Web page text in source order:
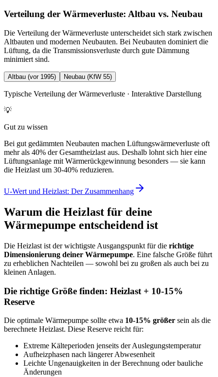
Verteilung der Wärmeverluste: Altbau vs. Neubau
Die Verteilung der Wärmeverluste unterscheidet sich stark zwischen
Altbauten und modernen Neubauten. Bei Neubauten dominiert die
Lüftung, da die Transmissionsverluste durch gute Dämmung
minimiert sind.
Altbau (vor 1995) Neubau (KfW 55)
Typische Verteilung der Wärmeverluste · Interaktive Darstellung
💡
Gut zu wissen
Bei gut gedämmten Neubauten machen Lüftungswärmeverluste oft
mehr als 40% der Gesamtheizlast aus. Deshalb lohnt sich hier eine
Lüftungsanlage mit Wärmerückgewinnung besonders — sie kann
die Heizlast um 30-40% reduzieren.
U-Wert und Heizlast: Der Zusammenhang
Warum die Heizlast für deine
Wärmepumpe entscheidend ist
Die Heizlast ist der wichtigste Ausgangspunkt für die richtige
Dimensionierung deiner Wärmepumpe. Eine falsche Größe führt
zu erheblichen Nachteilen — sowohl bei zu großen als auch bei zu
kleinen Anlagen.
Die richtige Größe finden: Heizlast + 10-15%
Reserve
Die optimale Wärmepumpe sollte etwa 10-15% größer sein als die
berechnete Heizlast. Diese Reserve reicht für:
Extreme Kälteperioden jenseits der Auslegungstemperatur
Aufheizphasen nach längerer Abwesenheit
Leichte Ungenauigkeiten in der Berechnung oder bauliche
Änderungen